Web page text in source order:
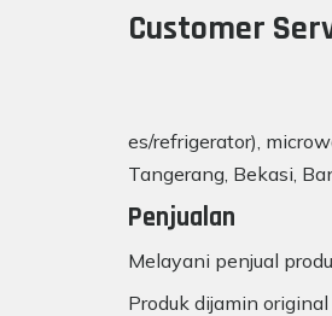
Customer
es/refrigerator),
Tangerang, Bekasi,
Penjualan
Melayani penjual
Produk dijamin